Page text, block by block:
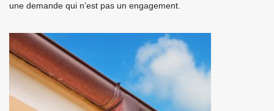
une demande qui n’est pas un engagement.